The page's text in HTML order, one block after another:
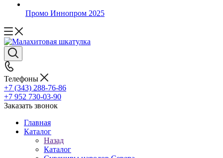
Промо Иннопром 2025
Телефоны
+7 (343) 288-76-86
+7 952 730-03-90
Заказать звонок
Главная
Каталог
Назад
Каталог